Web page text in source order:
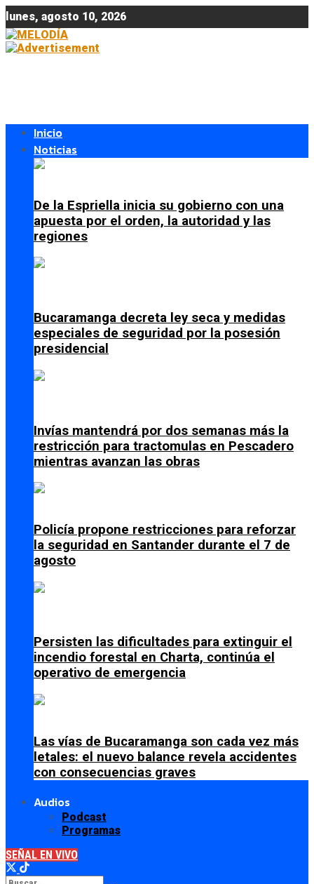
lunes, agosto 10, 2026
Inicio
Noticias
De la Espriella inicia su gobierno con una
apuesta por el orden, la autoridad y las
regiones
Bucaramanga decreta ley seca y medidas
especiales de seguridad por la posesión
presidencial
Invías mantendrá por dos semanas más la
restricción para tractomulas en Pescadero
mientras avanzan las obras
Policía propone restricciones para reforzar
la seguridad en Santander durante el 7 de
agosto
Persisten las dificultades para extinguir el
incendio forestal en Charta, continúa el
operativo de emergencia
Las vías de Bucaramanga son cada vez más
letales: el nuevo balance revela accidentes
con consecuencias graves
Audios
Podcast
Programas
SEÑAL EN VIVO